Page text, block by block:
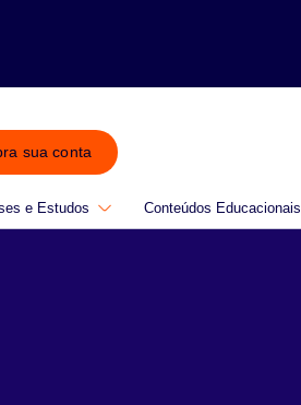
sua conta
e Estudos Conteúdos Educacionais